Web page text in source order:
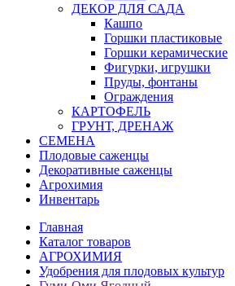
ДЕКОР ДЛЯ САДА
Кашпо
Горшки пластиковые
Горшки керамические
Фигурки, игрушки
Пруды, фонтаны
Ограждения
КАРТОФЕЛЬ
ГРУНТ, ДРЕНАЖ
СЕМЕНА
Плодовые саженцы
Декоративные саженцы
Агрохимия
Инвентарь
Главная
Каталог товаров
АГРОХИМИЯ
Удобрения для плодовых культур